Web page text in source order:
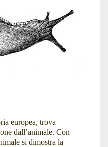
europea, trova
dall’animale. Con
si dimostra la